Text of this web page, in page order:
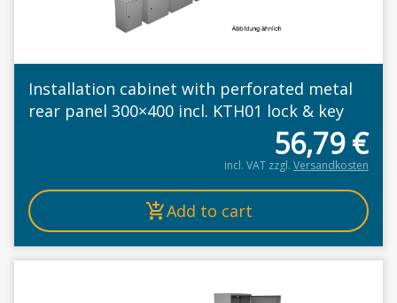
Installation cabinet with perforated metal
rear panel 300×400 incl. KTH01 lock & key
56,79€
incl. VAT zzgl. Versandkosten
Add to cart